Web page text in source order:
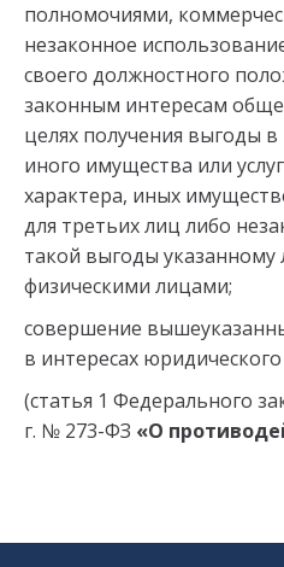
полномочиями,
незаконное
своего должностного
законным интересам
целях получения выгоды
иного имущества или
характера, иных
для третьих лиц либо
такой выгоды указанному
физическими лицами;
совершение
в интересах
(статья 1 Федерального
г. № 273-ФЗ «О